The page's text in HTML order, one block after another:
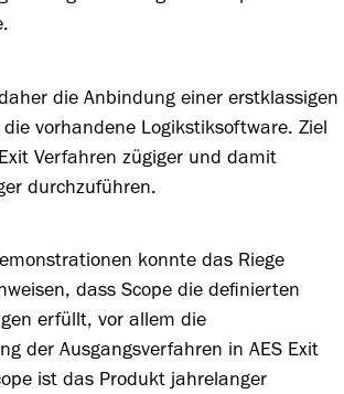
die Anbindung einer erstklassigen
vorhandene Logikstiksoftware. Ziel
Verfahren zügiger und damit
durchzuführen.
konnte das Riege
dass Scope die definierten
erfüllt, vor allem die
der Ausgangsverfahren in AES Exit
ist das Produkt jahrelanger